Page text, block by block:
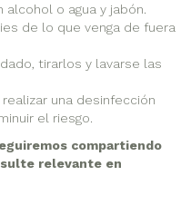
alcohol o agua y jabón.
de lo que venga de fuera
tirarlos y lavarse las
una desinfección
el riesgo.
compartiendo
relevante en